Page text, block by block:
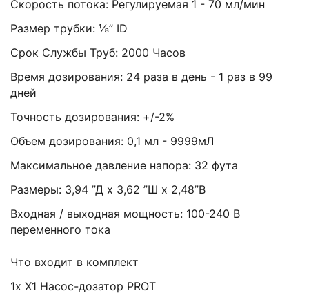
Скорость потока: Регулируемая 1 - 70 мл/мин
Размер трубки: ⅛” ID
Срок Службы Труб: 2000 Часов
Время дозирования: 24 раза в день - 1 раз в 99
дней
Точность дозирования: +/-2%
Объем дозирования: 0,1 мл - 9999мЛ
Максимальное давление напора: 32 фута
Размеры: 3,94 ”Д х 3,62 ”Ш х 2,48”В
Входная / выходная мощность: 100-240 В
переменного тока
Что входит в комплект
1x X1 Насос-дозатор PROT